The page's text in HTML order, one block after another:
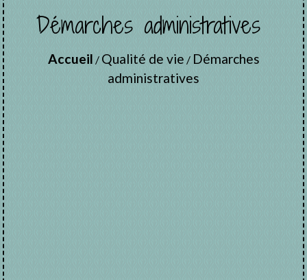
Démarches administratives
Accueil / Qualité de vie / Démarches
administratives